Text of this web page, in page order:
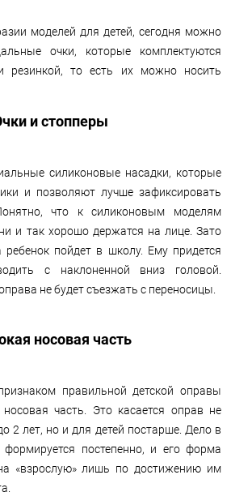
моделей для детей, сегодня можно
очки, которые комплектуются
то есть их можно носить
и стопперы
силиконовые насадки, которые
и позволяют лучше зафиксировать
что к силиконовым моделям
и так хорошо держатся на лице. Зато
ребенок пойдет в школу. Ему придется
с наклоненной вниз головой.
не будет съезжать с переносицы.
носовая часть
правильной детской оправы
часть. Это касается оправ не
2 лет, но и для детей постарше. Дело в
постепенно, и его форма
«взрослую» лишь по достижению им